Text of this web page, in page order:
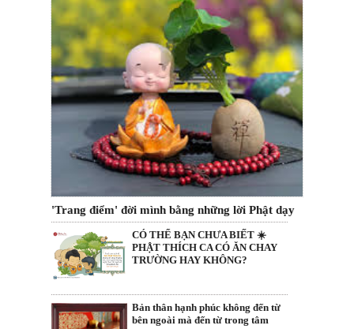
'Trang điểm' đời mình bằng những lời Phật dạy
CÓ THỂ BẠN CHƯA BIẾT ☀️
PHẬT THÍCH CA CÓ ĂN CHAY
TRƯỜNG HAY KHÔNG?
Bản thân hạnh phúc không đến từ
bên ngoài mà đến từ trong tâm